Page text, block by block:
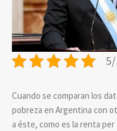
Cuando se comparan los
pobreza en Argentina con
a éste, como es la renta